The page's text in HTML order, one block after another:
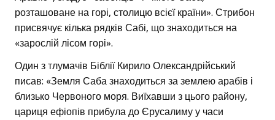
розташоване на горі, столицю всієї країни». Стрибон
присвячує кілька рядків Сабі, що знаходиться на
«зарослій лісом горі».
Один з тлумачів Біблії Кирило Олександрійський
писав: «Земля Саба знаходиться за землею арабів і
близько Червоного моря. Виїхавши з цього району,
цариця ефіопів прибула до Єрусалиму у часи